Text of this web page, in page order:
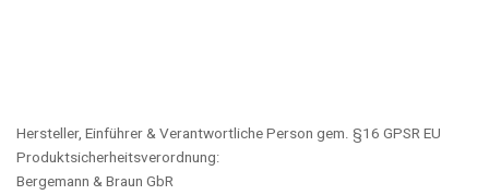
Hersteller, Einführer & Verantwortliche Person gem. §16 GPSR EU
Produktsicherheitsverordnung:
Bergemann & Braun GbR